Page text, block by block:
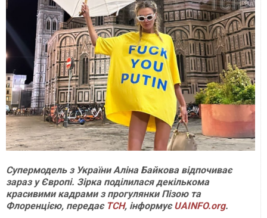
Супермодель з України Аліна Байкова відпочиває
зараз у Європі. Зірка поділилася декількома
красивими кадрами з прогулянки Пізою та
Флоренцією, передає ТСН, інформуєUAINFO.org.